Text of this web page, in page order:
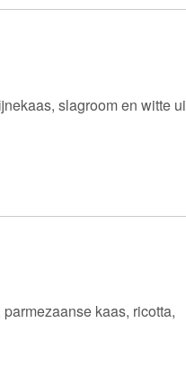
slagroom en witte ui
kaas, ricotta,